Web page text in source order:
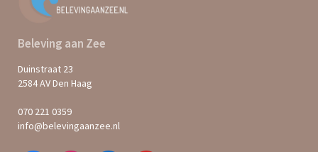
Beleving aan Zee
Duinstraat 23
2584 AV Den Haag
070 221 0359
info@belevingaanzee.nl